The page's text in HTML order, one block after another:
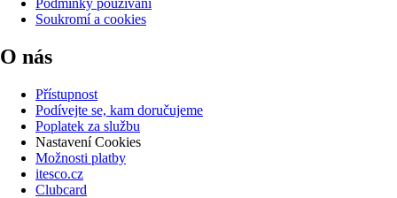
Soukromí a cookies
O nás
Přístupnost
Podívejte se, kam doručujeme
Poplatek za službu
Nastavení Cookies
Možnosti platby
itesco.cz
Clubcard